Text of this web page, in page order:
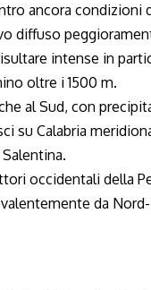
ancora
diffuso
intense in
oltre i 1500 m.
al Sud, con
su Calabria
occidentali della
da